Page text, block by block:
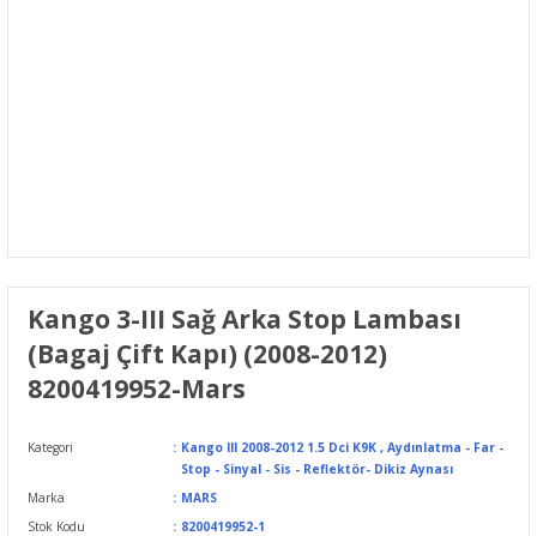
Kango 3-III Sağ Arka Stop Lambası
(Bagaj Çift Kapı) (2008-2012)
8200419952-Mars
Kategori Kango III 2008-2012 1.5 Dci K9K , Aydınlatma - Far -
Stop - Sinyal - Sis - Reflektör- Dikiz Aynası
Marka
MARS
Stok Kodu
8200419952-1